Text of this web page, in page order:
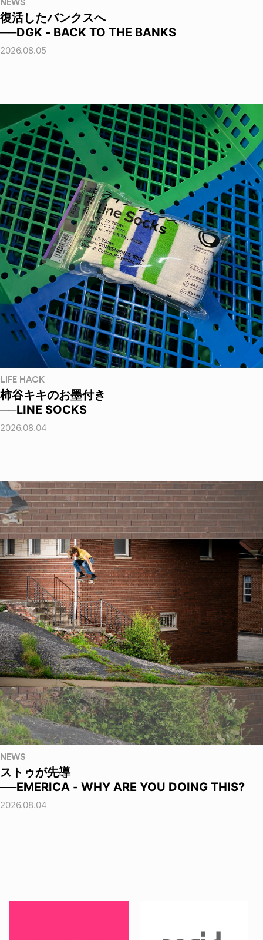
NEWS
復活したバンクスへ
──DGK - BACK TO THE BANKS
2026.08.05
LIFE HACK
柿谷キキのお墨付き
──LINE SOCKS
2026.08.04
NEWS
ストゥが先導
──EMERICA - WHY ARE YOU DOING THIS?
2026.08.04